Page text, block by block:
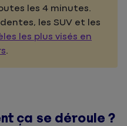
les 4 minutes.
les SUV et les
les plus visés en
.
ça se déroule ?